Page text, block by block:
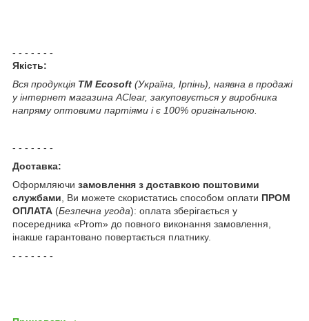
- - - - - - -
Якість:
Вся продукція ТМ Ecosoft (Україна, Ірпінь), наявна в продажі
у інтернет магазина AClear, закуповується у виробника
напряму оптовими партіями і є 100% оригінальною.
- - - - - - -
Доставка:
Оформляючи замовлення з доставкою поштовими
службами , Ви можете скористатись способом оплати ПРОМ
ОПЛАТА (Безпечна угода): оплата зберігається у
посередника «Prom» до повного виконання замовлення,
інакше гарантовано повертається платнику.
- - - - - - -